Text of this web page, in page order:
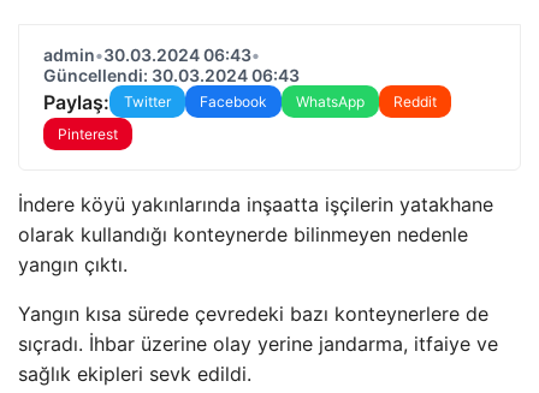
admin•30.03.2024 06:43•
Güncellendi: 30.03.2024 06:43
Paylaş: Twitter Facebook WhatsApp
Reddit
Pinterest
İndere köyü yakınlarında inşaatta işçilerin yatakhane
olarak kullandığı konteynerde bilinmeyen nedenle
yangın çıktı.
Yangın kısa sürede çevredeki bazı konteynerlere de
sıçradı. İhbar üzerine olay yerine jandarma, itfaiye ve
sağlık ekipleri sevk edildi.